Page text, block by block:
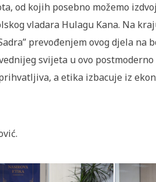
od kojih posebno možemo
vladara Hulagu Kana. Na
prevođenjem ovog djela na
svijeta u ovo postmoderno
a etika izbacuje iz